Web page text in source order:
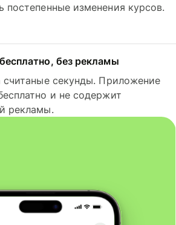
постепенные изменения курсов.
без рекламы
считаные секунды. Приложение
и не содержит
рекламы.